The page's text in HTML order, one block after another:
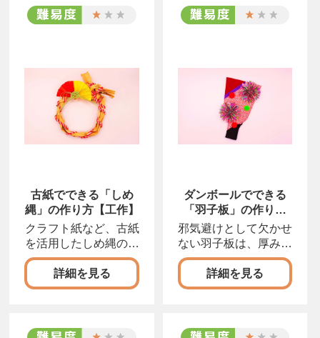
古紙でできる「しめ
縄」の作り方【工作】
クラフト紙など、古紙
を活用したしめ縄の工
作アイディアです。縄
詳細を見る
ダンボールでできる
「羽子板」の作り方
【工作】
邪気避けとして欠かせ
ない羽子板は、厚みの
あるダンボールでの工
詳細を見る